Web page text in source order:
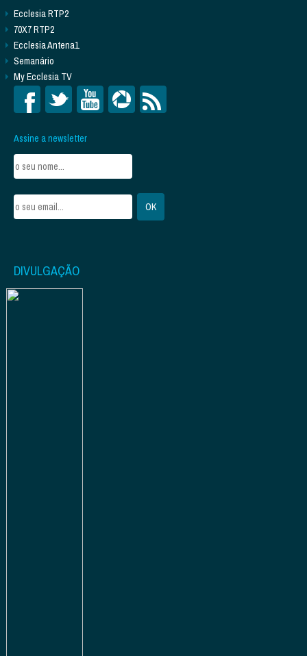
Ecclesia RTP2
70X7 RTP2
Ecclesia Antena1
Semanário
My Ecclesia TV
Assine a newsletter
DIVULGAÇÃO